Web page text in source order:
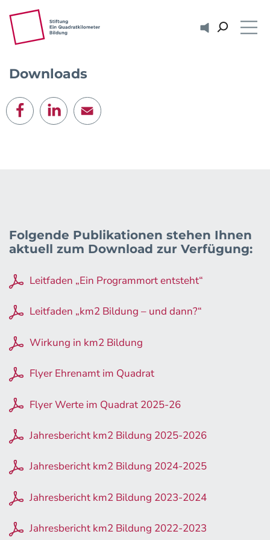
ZUM HAUPTINHALT SPRINGEN ZUR SUCHE SPRINGEN
Vorlesen
Downloads
Folgende Publikationen stehen Ihnen
aktuell zum Download zur Verfügung:
Leitfaden „Ein Programmort entsteht“
Leitfaden „km2 Bildung – und dann?“
Wirkung in km2 Bildung
Flyer Ehrenamt im Quadrat
Flyer Werte im Quadrat 2025-26
Jahresbericht km2 Bildung 2025-2026
Jahresbericht km2 Bildung 2024-2025
Jahresbericht km2 Bildung 2023-2024
Jahresbericht km2 Bildung 2022-2023